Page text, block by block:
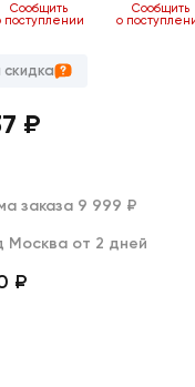
Мягкие игрушки
Сообщить
поступлении
Сообщить
о
₽
заказа 9 999 ₽
Москва от 2 дней
₽